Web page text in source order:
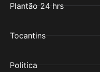
Plantão 24 hrs
Tocantins
Politica